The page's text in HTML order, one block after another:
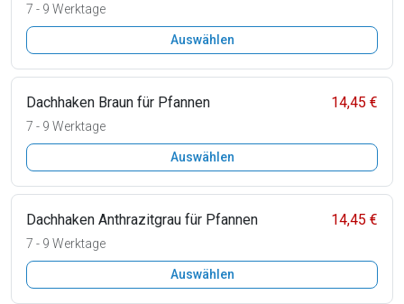
7 - 9 Werktage
Auswählen
Dachhaken Braun für Pfannen 14,45 €
7 - 9 Werktage
Auswählen
Dachhaken Anthrazitgrau für Pfannen 14,45 €
7 - 9 Werktage
Auswählen